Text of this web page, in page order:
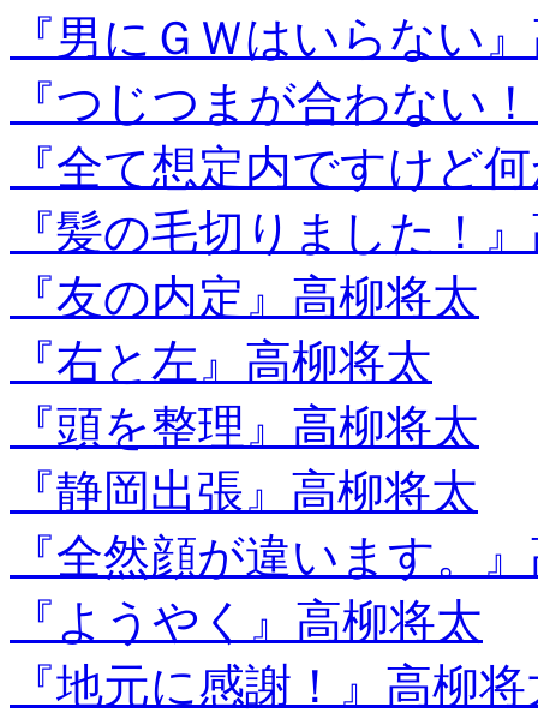
『男にＧＷはいらない
『つじつまが合わない
『全て想定内ですけど
『髪の毛切りました！
『友の内定』高柳将太
『右と左』高柳将太
『頭を整理』高柳将太
『静岡出張』高柳将太
『全然顔が違います。
『ようやく』高柳将太
『地元に感謝！』高柳